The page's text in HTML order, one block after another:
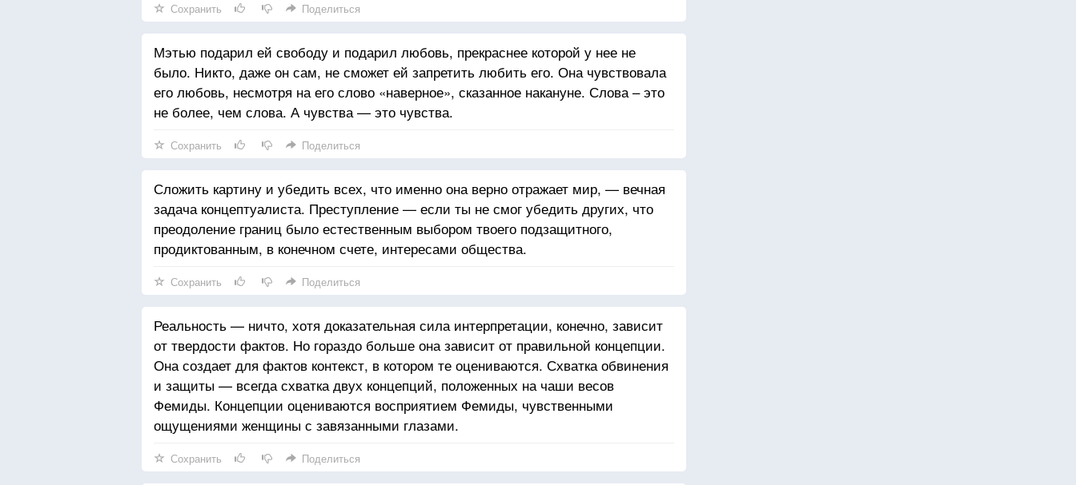
Сохранить Поделиться
Мэтью подарил ей свободу и подарил любовь, прекраснее которой у нее не
было. Никто, даже он сам, не сможет ей запретить любить его. Она чувствовала
его любовь, несмотря на его слово «наверное», сказанное накануне. Слова – это
не более, чем слова. А чувства — это чувства.
Сохранить Поделиться
Сложить картину и убедить всех, что именно она верно отражает мир, — вечная
задача концептуалиста. Преступление — если ты не смог убедить других, что
преодоление границ было естественным выбором твоего подзащитного,
продиктованным, в конечном счете, интересами общества.
Сохранить Поделиться
Реальность — ничто, хотя доказательная сила интерпретации, конечно, зависит
от твердости фактов. Но гораздо больше она зависит от правильной концепции.
Она создает для фактов контекст, в котором те оцениваются. Схватка обвинения
и защиты — всегда схватка двух концепций, положенных на чаши весов
Фемиды. Концепции оцениваются восприятием Фемиды, чувственными
ощущениями женщины с завязанными глазами.
Сохранить Поделиться